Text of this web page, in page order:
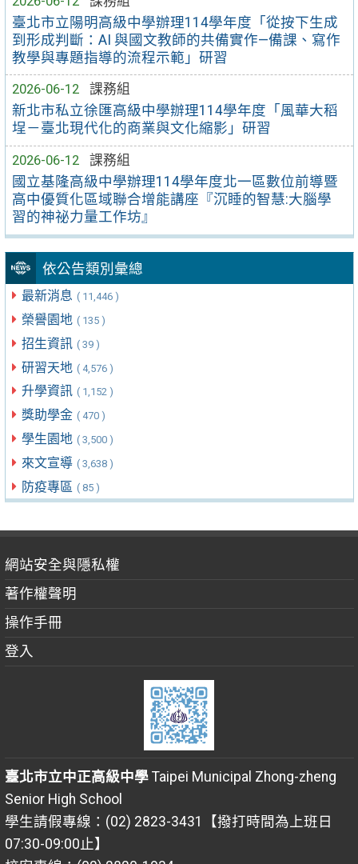
臺北市立陽明高級中學辦理114學年度「從按下生成
到形成判斷：AI 與國文教師的共備實作—備課、寫作
教學與專題指導的流程示範」研習
2026-06-12
課務組
新北市私立徐匯高級中學辦理114學年度「風華大稻
埕－臺北現代化的商業與文化縮影」研習
2026-06-12
課務組
國立基隆高級中學辦理114學年度北一區數位前導暨
高中優質化區域聯合增能講座『沉睡的智慧:大腦學
習的神祕力量工作坊』
依公告類別彙總
最新消息 ( 11,446 )
榮譽園地 ( 135 )
招生資訊 ( 39 )
研習天地 ( 4,576 )
升學資訊 ( 1,152 )
獎助學金 ( 470 )
學生園地 ( 3,500 )
來文宣導 ( 3,638 )
防疫專區 ( 85 )
網站安全與隱私權
著作權聲明
操作手冊
登入
臺北市立中正高級中學Taipei Municipal Zhong-zheng
Senior High School
學生請假專線：(02) 2823-3431【撥打時間為上班日
07:30-09:00止】